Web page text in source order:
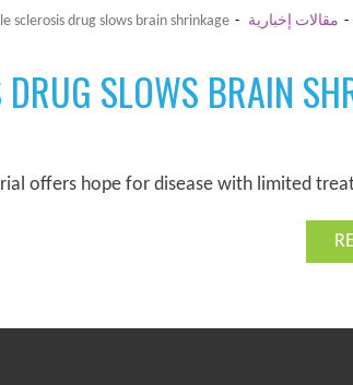
مقالات إخبارية sclerosis drug slows brain shrinkage
SLOWS BRAIN
offers hope for disease with limited